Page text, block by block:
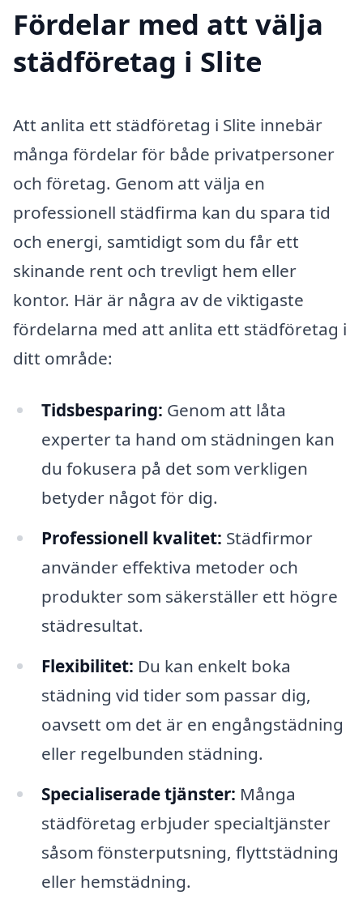
Fördelar med att välja
städföretag i Slite
Att anlita ett städföretag i Slite innebär
många fördelar för både privatpersoner
och företag. Genom att välja en
professionell städfirma kan du spara tid
och energi, samtidigt som du får ett
skinande rent och trevligt hem eller
kontor. Här är några av de viktigaste
fördelarna med att anlita ett städföretag i
ditt område:
Tidsbesparing: Genom att låta
experter ta hand om städningen kan
du fokusera på det som verkligen
betyder något för dig.
Professionell kvalitet: Städfirmor
använder effektiva metoder och
produkter som säkerställer ett högre
städresultat.
Flexibilitet: Du kan enkelt boka
städning vid tider som passar dig,
oavsett om det är en engångstädning
eller regelbunden städning.
Specialiserade tjänster: Många
städföretag erbjuder specialtjänster
såsom fönsterputsning, flyttstädning
eller hemstädning.